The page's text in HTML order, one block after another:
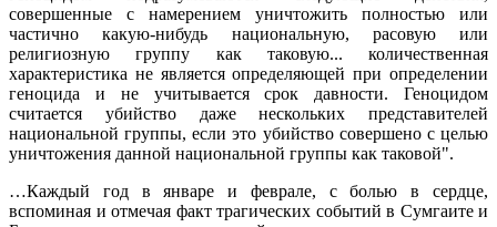
совершенные с намерением уничтожить полностью или
частично какую-нибудь национальную, расовую или
религиозную группу как таковую... количественная
характеристика не является определяющей при определении
геноцида и не учитывается срок давности. Геноцидом
считается убийство даже нескольких представителей
национальной группы, если это убийство совершено с целью
уничтожения данной национальной группы как таковой".
…Каждый год в январе и феврале, с болью в сердце,
вспоминая и отмечая факт трагических событий в Сумгаите и